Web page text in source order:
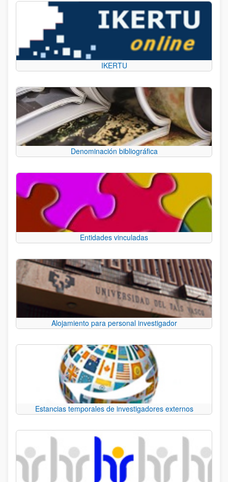
IKERTU
Denominación bibliográfica
Entidades vinculadas
Alojamiento para personal investigador
Estancias temporales de investigadores externos